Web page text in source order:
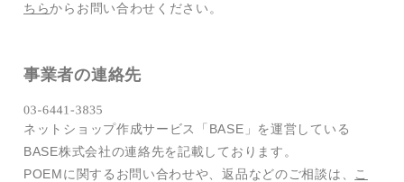
ちらからお問い合わせください。
事業者の連絡先
ネットショップ作成サービス「BASE」を運営している
BASE株式会社の連絡先を記載しております。
POEMに関するお問い合わせや、返品などのご相談は、
こ